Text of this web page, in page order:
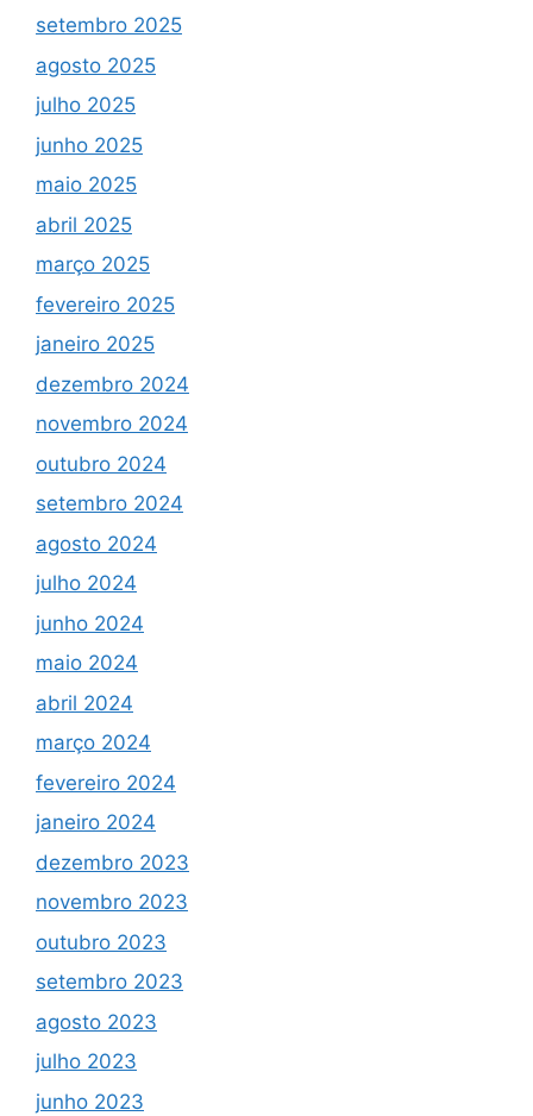
setembro 2025
agosto 2025
julho 2025
junho 2025
maio 2025
abril 2025
março 2025
fevereiro 2025
janeiro 2025
dezembro 2024
novembro 2024
outubro 2024
setembro 2024
agosto 2024
julho 2024
junho 2024
maio 2024
abril 2024
março 2024
fevereiro 2024
janeiro 2024
dezembro 2023
novembro 2023
outubro 2023
setembro 2023
agosto 2023
julho 2023
junho 2023